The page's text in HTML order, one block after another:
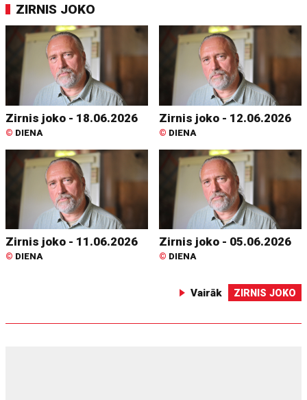
ZIRNIS JOKO
Zirnis joko - 18.06.2026
© DIENA
Zirnis joko - 12.06.2026
© DIENA
Zirnis joko - 11.06.2026
© DIENA
Zirnis joko - 05.06.2026
© DIENA
Vairāk ZIRNIS JOKO